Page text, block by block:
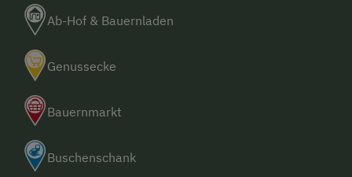
Ab-Hof & Bauernladen
Genussecke
Bauernmarkt
Buschenschank